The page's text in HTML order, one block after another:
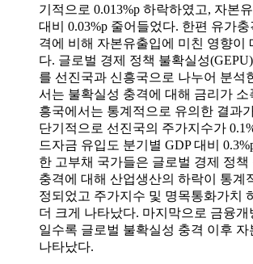
기적으로 0.013%p 하락하였고, 자본
대비 0.03%p 줄어들었다. 한편 유가
격에 비해 자본유출입에 미친 영향이
다. 글로벌 경제 정책 불확실성
를 선진국과 신흥국으로 나누어 분석
서는 불확실성 충격에 대해 금리가 소
흥국에서는 통계적으로 유의한 결과
단기적으로 선진국의 주가지수가
드자금 유입도 분기별 GDP 대비
한 고부채 국가들은 글로벌 경제 정책
충격에 대해 산업생산의 하락이 통계
정되었고 주가지수 및 명목통화가치
더 크게 나타났다. 마지막으로 금융
일수록 글로벌 불확실성 충격 이후 자
나타났다.